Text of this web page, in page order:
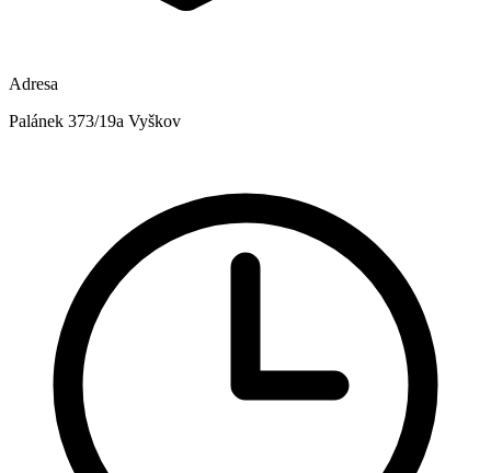
Adresa
Palánek 373/19a Vyškov